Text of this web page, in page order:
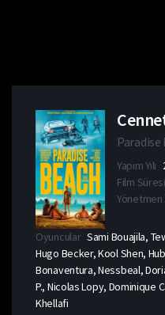
Paradise
Yapım Yılı
Film Süresi
Yönetmen
Oyuncular Sami Bouajila,
Hugo Becker, Kool Shen,
Bonaventura, Nessbeal,
P., Nicolas Lopy, Dominique
Khellafi